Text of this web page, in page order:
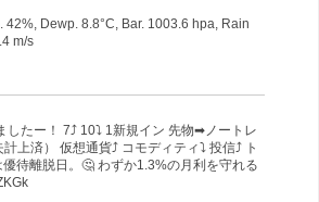
42%, Dewp. 8.8°C, Bar. 1003.6 hpa, Rain
m/s
したー！ 7⤴ 10⤵ 1新規イン 先物➡ノートレ
上済） 仮想通貨⤴ コモディティ⤵ 投信⤴ ト
待離脱日。🤔 わずか1.3%の月利を守れる